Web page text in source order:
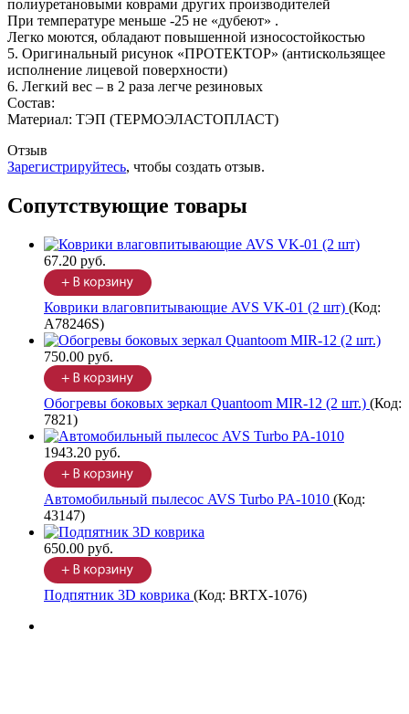
полиуретановыми коврами других производителей
При температуре меньше -25 не «дубеют» .
Легко моются, обладают повышенной износостойкостью
5. Оригинальный рисунок «ПРОТЕКТОР» (антискользящее
исполнение лицевой поверхности)
6. Легкий вес – в 2 раза легче резиновых
Состав:
Материал: ТЭП (ТЕРМОЭЛАСТОПЛАСТ)
Отзыв
Зарегистрируйтесь, чтобы создать отзыв.
Сопутствующие товары
67.20 руб.
Коврики влаговпитывающие AVS VK-01 (2 шт) (Код:
A78246S)
750.00 руб.
Обогревы боковых зеркал Quantoom MIR-12 (2 шт.) (Код:
7821)
1943.20 руб.
Автомобильный пылесос AVS Turbo PA-1010 (Код:
43147)
650.00 руб.
Подпятник 3D коврика (Код: BRTX-1076)